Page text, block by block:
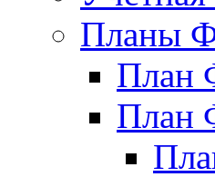
Планы
План
План